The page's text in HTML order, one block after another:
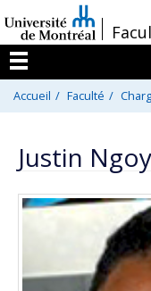
au
contenu
/
Menu
Accueil Faculté
Justin